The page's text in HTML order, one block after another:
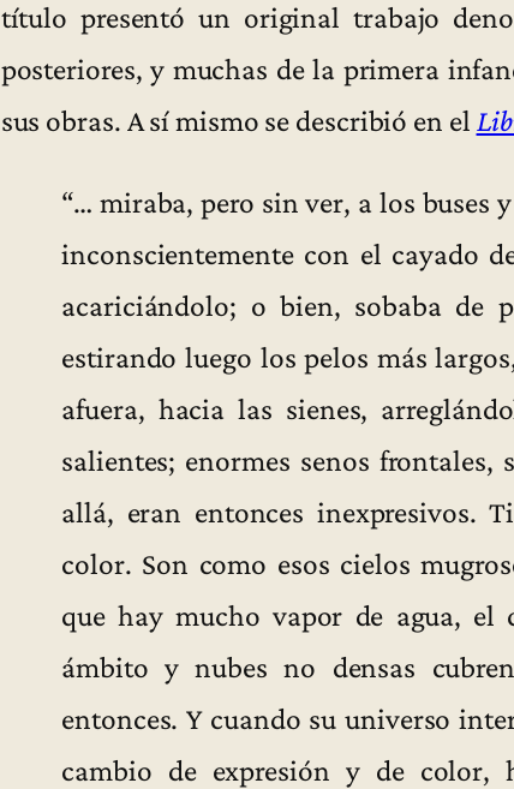
título presentó un original trabajo
posteriores, y muchas de la primera
sus obras. A sí mismo se describió en el
“… miraba, pero sin ver, a los buses
inconscientemente con el cayado
acariciándolo; o bien, sobaba de
estirando luego los pelos más
afuera, hacia las sienes,
salientes; enormes senos frontales,
allá, eran entonces inexpresivos.
color. Son como esos cielos
que hay mucho vapor de agua, el
ámbito y nubes no densas
entonces. Y cuando su universo
cambio de expresión y de color,